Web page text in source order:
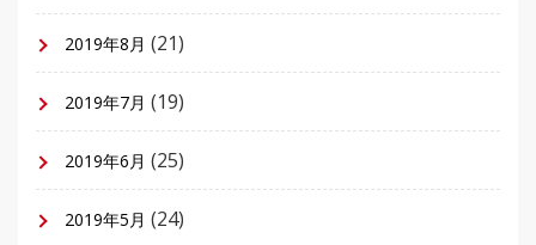
2019年8月 (21)
2019年7月 (19)
2019年6月 (25)
2019年5月 (24)